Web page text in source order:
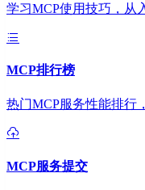
学习MCP使用技巧，从
MCP排行榜
热门MCP服务性能排行
MCP服务提交